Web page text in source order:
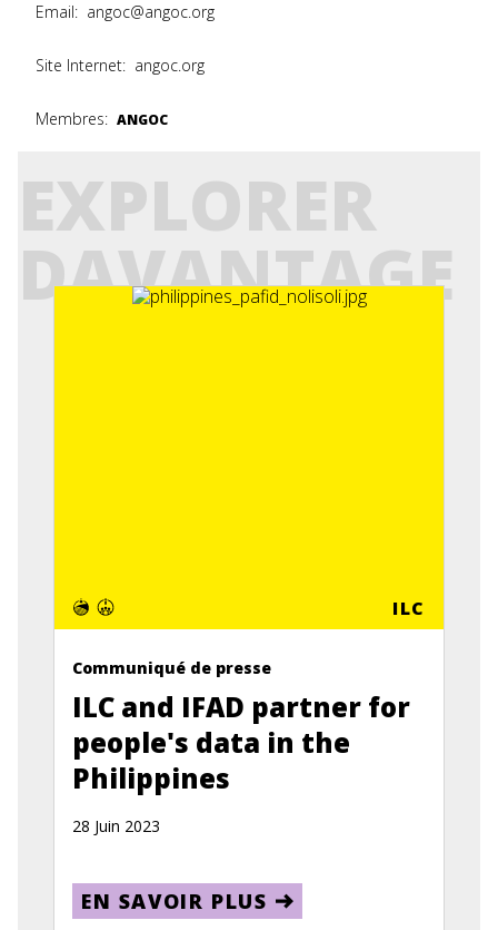
Email: angoc@angoc.org
Site Internet: angoc.org
Membres: ANGOC
EXPLORER
DAVANTAGE
ILC
Communiqué de presse
ILC and IFAD partner for
people's data in the
Philippines
28 Juin 2023
EN SAVOIR PLUS